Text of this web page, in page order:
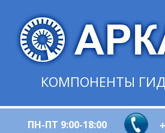
КОМПОНЕНТЫ
ПН-ПТ 9:00-18:00